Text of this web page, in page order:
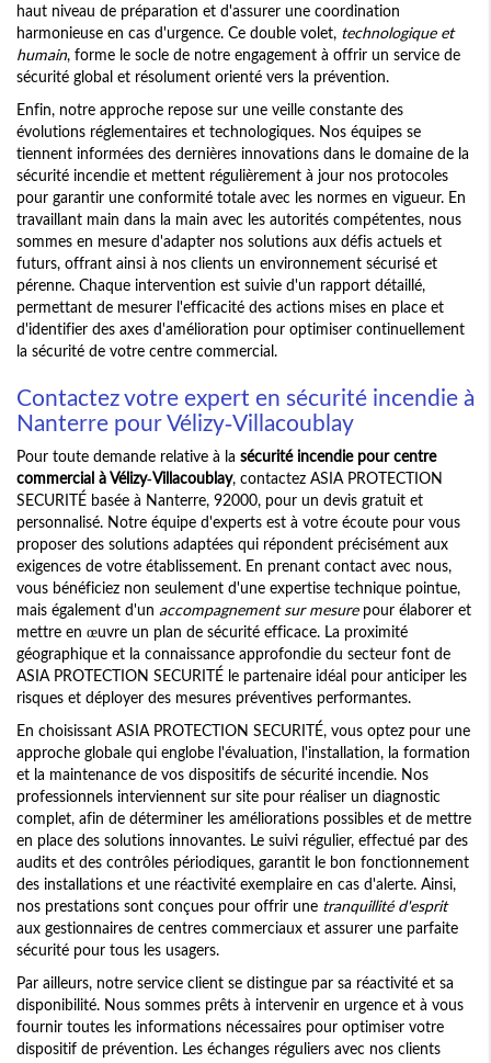
haut niveau de préparation et d'assurer une coordination
harmonieuse en cas d'urgence. Ce double volet, technologique et
humain, forme le socle de notre engagement à offrir un service de
sécurité global et résolument orienté vers la prévention.
Enfin, notre approche repose sur une veille constante des
évolutions réglementaires et technologiques. Nos équipes se
tiennent informées des dernières innovations dans le domaine de la
sécurité incendie et mettent régulièrement à jour nos protocoles
pour garantir une conformité totale avec les normes en vigueur. En
travaillant main dans la main avec les autorités compétentes, nous
sommes en mesure d'adapter nos solutions aux défis actuels et
futurs, offrant ainsi à nos clients un environnement sécurisé et
pérenne. Chaque intervention est suivie d'un rapport détaillé,
permettant de mesurer l'efficacité des actions mises en place et
d'identifier des axes d'amélioration pour optimiser continuellement
la sécurité de votre centre commercial.
Contactez votre expert en sécurité incendie à
Nanterre pour Vélizy-Villacoublay
Pour toute demande relative à la sécurité incendie pour centre
commercial à Vélizy-Villacoublay, contactez ASIA PROTECTION
SECURITÉ basée à Nanterre, 92000, pour un devis gratuit et
personnalisé. Notre équipe d'experts est à votre écoute pour vous
proposer des solutions adaptées qui répondent précisément aux
exigences de votre établissement. En prenant contact avec nous,
vous bénéficiez non seulement d'une expertise technique pointue,
mais également d'un accompagnement sur mesurepour élaborer et
mettre en œuvre un plan de sécurité efficace. La proximité
géographique et la connaissance approfondie du secteur font de
ASIA PROTECTION SECURITÉ le partenaire idéal pour anticiper les
risques et déployer des mesures préventives performantes.
En choisissant ASIA PROTECTION SECURITÉ, vous optez pour une
approche globale qui englobe l'évaluation, l'installation, la formation
et la maintenance de vos dispositifs de sécurité incendie. Nos
professionnels interviennent sur site pour réaliser un diagnostic
complet, afin de déterminer les améliorations possibles et de mettre
en place des solutions innovantes. Le suivi régulier, effectué par des
audits et des contrôles périodiques, garantit le bon fonctionnement
des installations et une réactivité exemplaire en cas d'alerte. Ainsi,
nos prestations sont conçues pour offrir une tranquillité d'esprit
aux gestionnaires de centres commerciaux et assurer une parfaite
sécurité pour tous les usagers.
Par ailleurs, notre service client se distingue par sa réactivité et sa
disponibilité. Nous sommes prêts à intervenir en urgence et à vous
fournir toutes les informations nécessaires pour optimiser votre
dispositif de prévention. Les échanges réguliers avec nos clients